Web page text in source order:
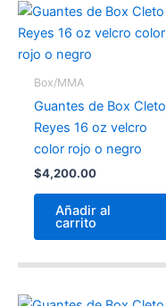
Box/MMA
Guantes de Box Cleto
Reyes 16 oz velcro
color rojo o negro
$4,200.00
Añadir al
carrito